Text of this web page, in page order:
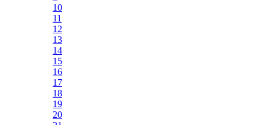
10
11
12
13
14
15
16
17
18
19
20